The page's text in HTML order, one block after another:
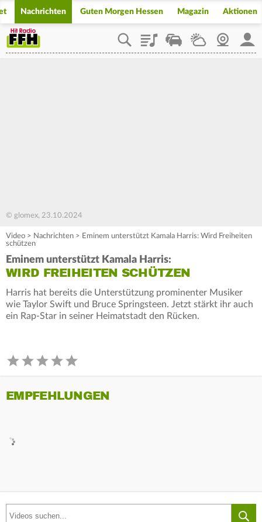
Nachrichten Guten Morgen Hessen Magazin Aktionen
PlaylistStaupilotWetterWebcam
© glomex, 23.10.2024
Video > Nachrichten > Eminem unterstützt Kamala Harris: Wird Freiheiten
schützen
Eminem unterstützt Kamala Harris:
WIRD FREIHEITEN SCHÜTZEN
Harris hat bereits die Unterstützung prominenter Musiker
wie Taylor Swift und Bruce Springsteen. Jetzt stärkt ihr auch
ein Rap-Star in seiner Heimatstadt den Rücken.
EMPFEHLUNGEN